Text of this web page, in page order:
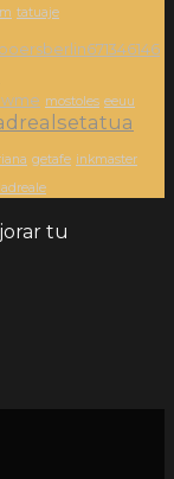
tatuaje
mostoles eeuu
getafe inkmaster
tu